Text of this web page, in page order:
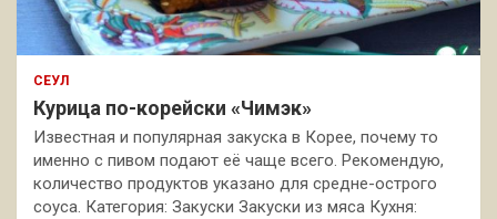
СЕУЛ
Курица по-корейски «Чимэк»
Известная и популярная закуска в Корее, почему то
именно с пивом подают её чаще всего. Рекомендую,
количество продуктов указано для средне-острого
соуса. Категория: Закуски Закуски из мяса Кухня: